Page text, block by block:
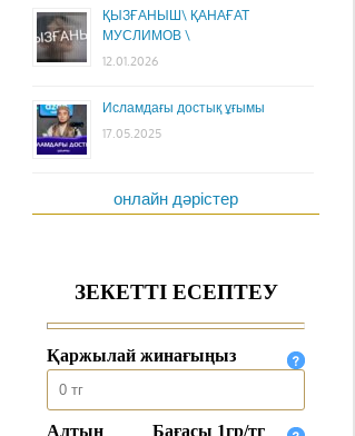
ҚЫЗҒАНЫШ\ ҚАНАҒАТ
МУСЛИМОВ \
12.01.2026
Исламдағы достық ұғымы
17.05.2025
онлайн дәрістер